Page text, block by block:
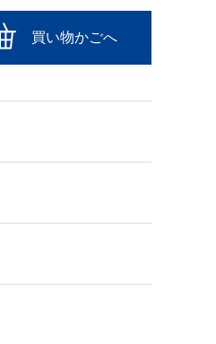
買い物かごへ